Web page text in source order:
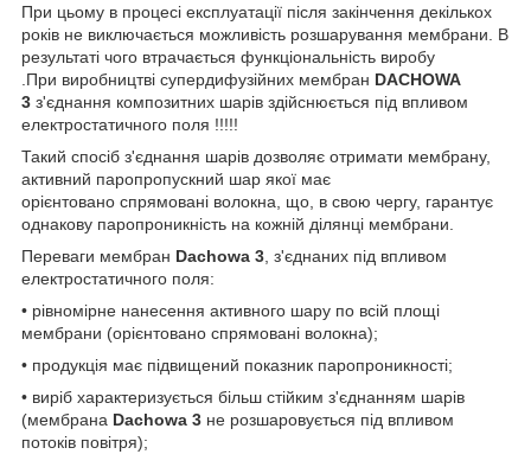
При цьому в процесі експлуатації після закінчення декількох
років не виключається можливість розшарування мембрани. В
результаті чого втрачається функціональність виробу
.При виробництві супердифузійних мембран DACHOWA
3 з'єднання композитних шарів здійснюється під впливом
електростатичного поля !!!!!
Такий спосіб з'єднання шарів дозволяє отримати мембрану,
активний паропропускний шар якої має
орієнтовано спрямовані волокна, що, в свою чергу, гарантує
однакову паропроникність на кожній ділянці мембрани.
Переваги мембран Dachowa 3 , з'єднаних під впливом
електростатичного поля:
• рівномірне нанесення активного шару по всій площі
мембрани (орієнтовано спрямовані волокна);
• продукція має підвищений показник паропроникності;
• виріб характеризується більш стійким з'єднанням шарів
(мембрана Dachowa 3 не розшаровується під впливом
потоків повітря);